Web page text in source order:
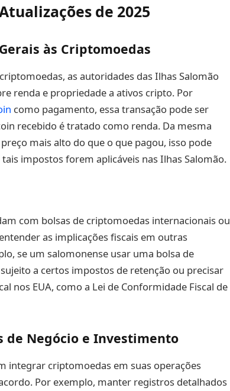
de 2025
às Criptomoedas
as autoridades das Ilhas Salomão
renda e propriedade a ativos cripto. Por
como pagamento, essa transação pode ser
recebido é tratado como renda. Da mesma
mais alto do que o que pagou, isso pode
impostos forem aplicáveis nas Ilhas Salomão.
com bolsas de criptomoedas internacionais ou
as implicações fiscais em outras
se um salomonense usar uma bolsa de
a certos impostos de retenção ou precisar
nos EUA, como a Lei de Conformidade Fiscal de
de Negócio e Investimento
integrar criptomoedas em suas operações
Por exemplo, manter registros detalhados